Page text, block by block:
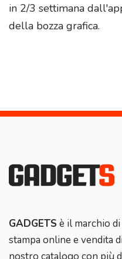
in 2/3 settimana
della bozza grafica.
GADGETS è il marchio di
stampa online e vendita
nostro catalogo con più